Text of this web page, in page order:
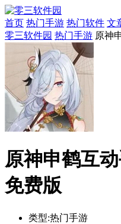
首页 热门手游 热门软件 文
零三软件园 热门手游 原神
原神申鹤互
免费版
类型:热门手游